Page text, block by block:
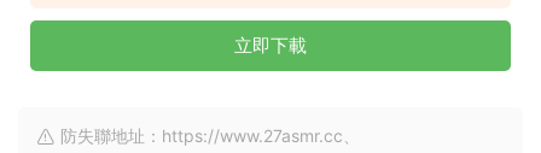
立即下載
防失聯地址：https://www.27asmr.cc、